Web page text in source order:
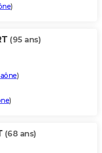
)
(95 ans)
)
)
(68 ans)